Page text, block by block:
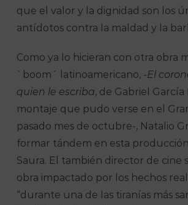
que el valor y la dignidad son los
antídotos contra la maldad y la
Como ya lo hicieran con otra obra
`boom´ latinoamericano, -El
quien le escriba, de Gabriel
montaje que pudo verse en el
pasado mes de octubre-, Natalio
formar tándem en esta
Saura. El también director de cine
obra impactado por los hechos
“durante una de las tiranías más